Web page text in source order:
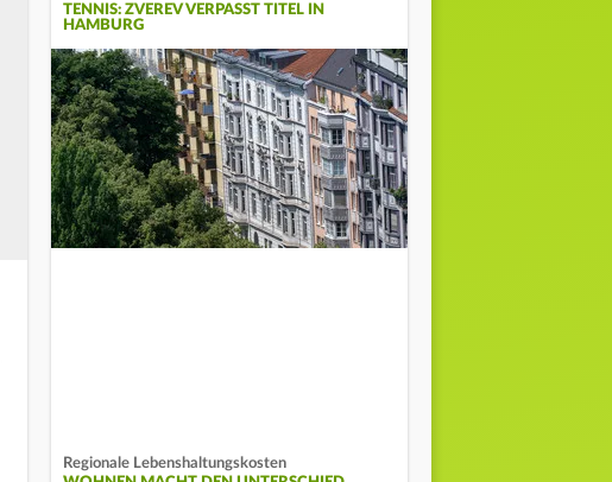
TENNIS: ZVEREV VERPASST TITEL IN
HAMBURG
Regionale Lebenshaltungskosten